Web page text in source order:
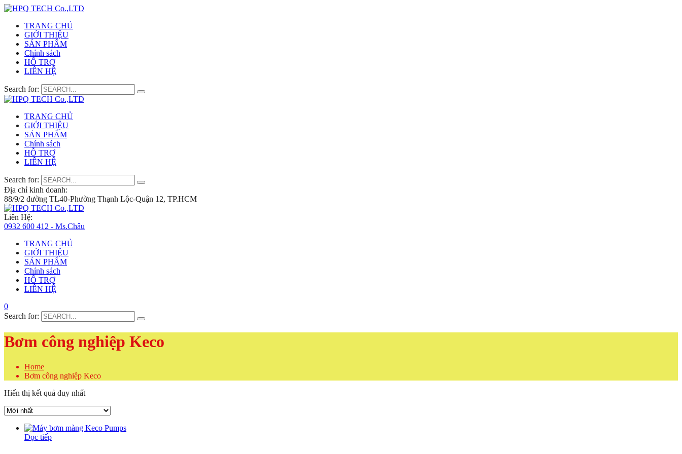
TRANG CHỦ
GIỚI THIỆU
SẢN PHẨM
Chính sách
HỖ TRỢ
LIÊN HỆ
Search for:
TRANG CHỦ
GIỚI THIỆU
SẢN PHẨM
Chính sách
HỖ TRỢ
LIÊN HỆ
Search for:
Địa chỉ kinh doanh:
88/9/2 đường TL40-Phường Thạnh Lộc-Quận 12, TP.HCM
Liên Hệ:
0932 600 412 - Ms.Châu
TRANG CHỦ
GIỚI THIỆU
SẢN PHẨM
Chính sách
HỖ TRỢ
LIÊN HỆ
0
Search for:
Bơm công nghiệp Keco
Home
Bơm công nghiệp Keco
Hiển thị kết quả duy nhất
Đọc tiếp